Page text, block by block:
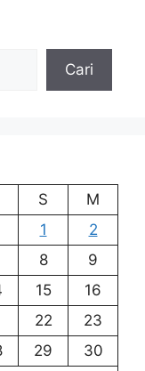
Cari
S
M
1
2
8
9
15
16
22
23
29
30